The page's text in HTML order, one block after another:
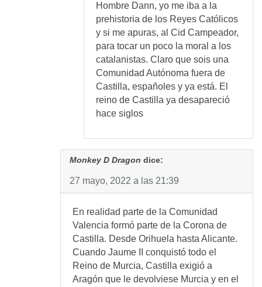
Hombre Dann, yo me iba a la
prehistoria de los Reyes Católicos
y si me apuras, al Cid Campeador,
para tocar un poco la moral a los
catalanistas. Claro que sois una
Comunidad Autónoma fuera de
Castilla, españoles y ya está. El
reino de Castilla ya desapareció
hace siglos
Monkey D Dragon dice:
27 mayo, 2022 a las 21:39
En realidad parte de la Comunidad
Valencia formó parte de la Corona de
Castilla. Desde Orihuela hasta Alicante.
Cuando Jaume II conquistó todo el
Reino de Murcia, Castilla exigió a
Aragón que le devolviese Murcia y en el